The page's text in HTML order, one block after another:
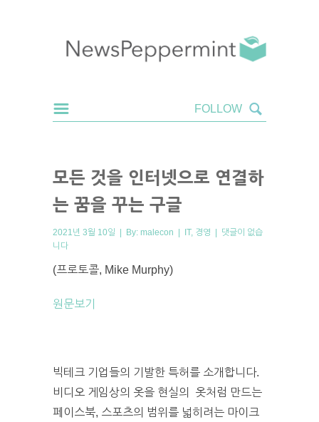
모든 것을 인터넷으로 연결하
는 꿈을 꾸는 구글
2021년 3월 10일 | By: malecon | IT, 경영 | 댓글이 없습
니다
(프로토콜, Mike Murphy)
원문보기
빅테크 기업들의 기발한 특허를 소개합니다.
비디오 게임상의 옷을 현실의 옷처럼 만드는
페이스북, 스포츠의 범위를 넓히려는 마이크